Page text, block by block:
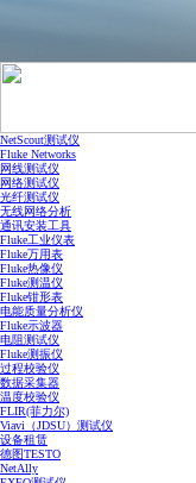
NetScout测试仪
Fluke Networks
网线测试仪
网络测试仪
光纤测试仪
无线网络分析
通讯安装工具
Fluke工业仪表
Fluke万用表
Fluke热像仪
Fluke测温仪
Fluke钳形表
电能质量分析仪
Fluke示波器
电阻测试仪
Fluke测振仪
过程校验仪
数据采集器
温度校验仪
FLIR(菲力尔)
Viavi（JDSU）测试仪
设备租赁
德图TESTO
NetAlly